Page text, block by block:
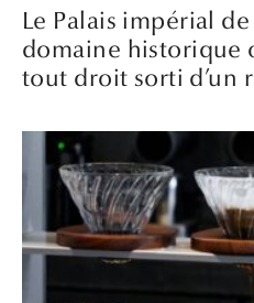
Le Palais impérial
domaine historique
tout droit sorti d’un